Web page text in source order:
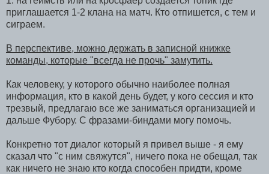
приглашается 1-2 клана на матч. Кто отпишется, с тем и
сиграем.
В перспективе, можно держать в записной книжке
команды, которые "всегда не прочь" замутить.
Как человеку, у которого обычно наиболее полная
информация, кто в какой день будет, у кого сессия и кто
трезвый, предлагаю все же заниматься организацией и
дальше Фубору. С фразами-биндами могу помочь.
Конкретно тот диалог который я привел выше - я ему
сказал что "с ним свяжутся", ничего пока не обещал, так
как ничего не знаю кто когда способен придти, кроме